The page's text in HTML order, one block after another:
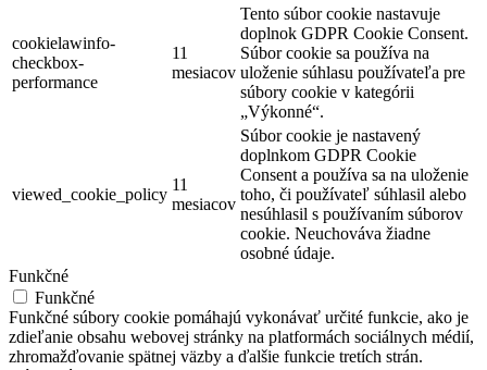
cookielawinfo-
checkbox-
performance
11
mesiacov
Tento súbor cookie nastavuje
doplnok GDPR Cookie Consent.
Súbor cookie sa používa na
uloženie súhlasu používateľa pre
súbory cookie v kategórii
„Výkonné“.
viewed_cookie_policy
11
mesiacov
Súbor cookie je nastavený
doplnkom GDPR Cookie
Consent a používa sa na uloženie
toho, či používateľ súhlasil alebo
nesúhlasil s používaním súborov
cookie. Neuchováva žiadne
osobné údaje.
Funkčné
Funkčné
Funkčné súbory cookie pomáhajú vykonávať určité funkcie, ako je
zdieľanie obsahu webovej stránky na platformách sociálnych médií,
zhromažďovanie spätnej väzby a ďalšie funkcie tretích strán.